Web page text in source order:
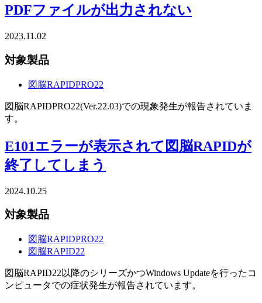
PDFファイルが出力されない
2023.11.02
対象製品
図脳RAPIDPRO22
図脳RAPIDPRO22(Ver.22.03)での現象発生が報告されていま
す。
E101エラーが表示されて図脳RAPIDが
終了してしまう
2024.10.25
対象製品
図脳RAPIDPRO22
図脳RAPID22
図脳RAPID22以降のシリーズかつWindows Updateを行ったコ
ンピュータでの症状発生が報告されています。